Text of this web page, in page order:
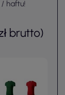
haftu!
brutto)